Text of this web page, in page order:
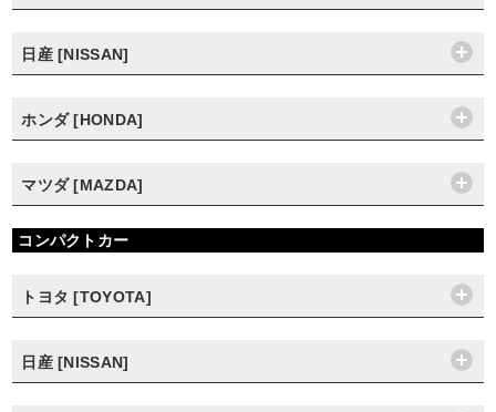
日産 [NISSAN]
ホンダ [HONDA]
マツダ [MAZDA]
コンパクトカー
トヨタ [TOYOTA]
日産 [NISSAN]